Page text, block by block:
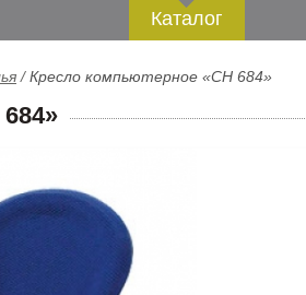
Каталог
/Кресло компьютерное «СH 684»